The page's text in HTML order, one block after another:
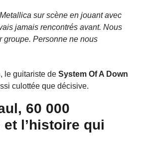
sur scène en jouant avec
jamais rencontrés avant. Nous
groupe. Personne ne nous
, le guitariste de System Of A Down
culottée que décisive.
60 000
l’histoire qui